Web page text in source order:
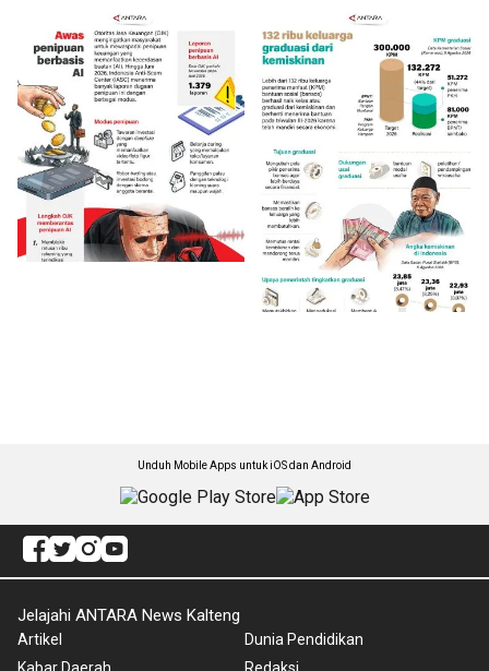
Unduh Mobile Apps untuk iOS dan Android
Jelajahi ANTARA News Kalteng
Artikel
Dunia Pendidikan